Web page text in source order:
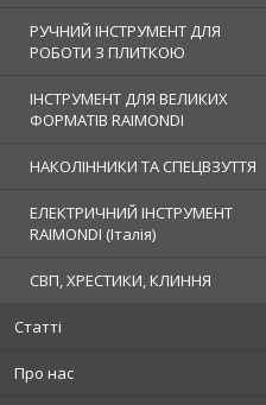
РУЧНИЙ ІНСТРУМЕНТ ДЛЯ
РОБОТИ З ПЛИТКОЮ
ІНСТРУМЕНТ ДЛЯ ВЕЛИКИХ
ФОРМАТІВ RAIMONDI
НАКОЛІННИКИ ТА СПЕЦВЗУТТЯ
ЕЛЕКТРИЧНИЙ ІНСТРУМЕНТ
RAIMONDI (Італія)
СВП, ХРЕСТИКИ, КЛИННЯ
Статті
Про нас